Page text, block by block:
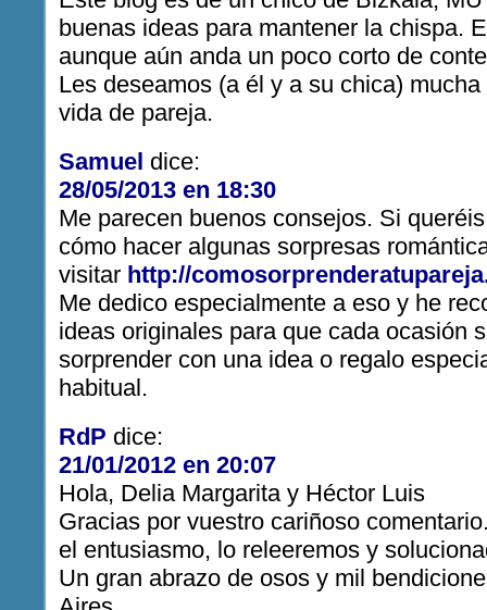
buenas ideas para mantener la chispa.
aunque aún anda un poco corto de
Les deseamos (a él y a su chica)
vida de pareja.
Samuel dice:
28/05/2013 en 18:30
Me parecen buenos consejos. Si
cómo hacer algunas sorpresas
visitar http://
Me dedico especialmente a eso y he
ideas originales para que cada ocasión
sorprender con una idea o regalo
habitual.
RdP dice:
21/01/2012 en 20:07
Hola, Delia Margarita y Héctor Luis
Gracias por vuestro cariñoso
el entusiasmo, lo releeremos y
Un gran abrazo de osos y mil